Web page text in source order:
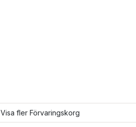
Visa fler Förvaringskorg